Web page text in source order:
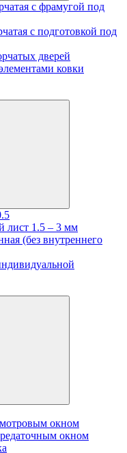
с фрамугой под
с подготовкой под
дверей
ковки
лист 1.5 – 3 мм
(без внутреннего
окном
окном